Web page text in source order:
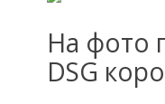
На фото
DSG